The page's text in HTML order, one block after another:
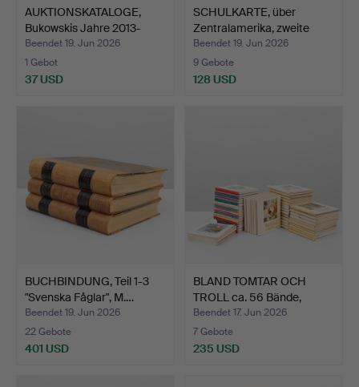
AUKTIONSKATALOGE,
Bukowskis Jahre 2013-
201…
Beendet 19. Jun 2026
1 Gebot
37 USD
SCHULKARTE, über
Zentralamerika, zweite
Hä…
Beendet 19. Jun 2026
9 Gebote
128 USD
BUCHBINDUNG, Teil 1-3
"Svenska Fåglar", M.…
Beendet 19. Jun 2026
22 Gebote
401 USD
BLAND TOMTAR OCH
TROLL ca. 56 Bände,
versc…
Beendet 17. Jun 2026
7 Gebote
235 USD